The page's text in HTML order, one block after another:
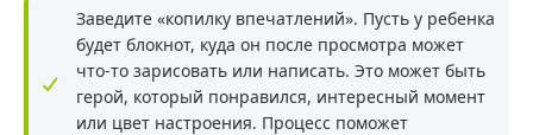
Заведите «копилку впечатлений». Пусть у ребенка
будет блокнот, куда он после просмотра может
что-то зарисовать или написать. Это может быть
герой, который понравился, интересный момент
или цвет настроения. Процесс поможет